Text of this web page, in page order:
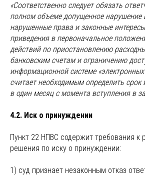
«Соответственно следует обязать
полном объеме допущенное нарушение
нарушенные права и законные
приведения в первоначальное
действий по приостановлению
банковским счетам и ограничению
информационной системе
считает необходимым определить
в один месяц с момента вступления в
4.2. Иск о принуждении
Пункт 22 НПВС содержит требования к
решения по иску о принуждении:
1) суд признает незаконным отказ